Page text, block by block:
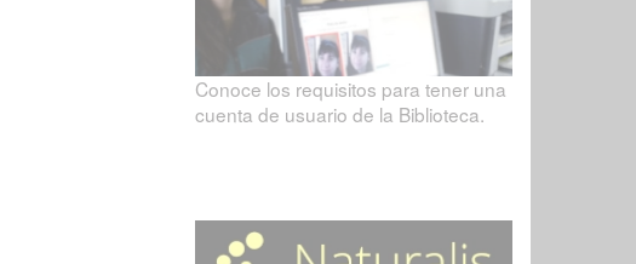
Conoce los requisitos para tener una
cuenta de usuario de la Biblioteca.